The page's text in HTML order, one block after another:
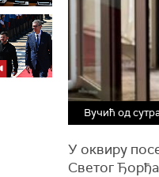
Вучић од
У оквиру
Светог